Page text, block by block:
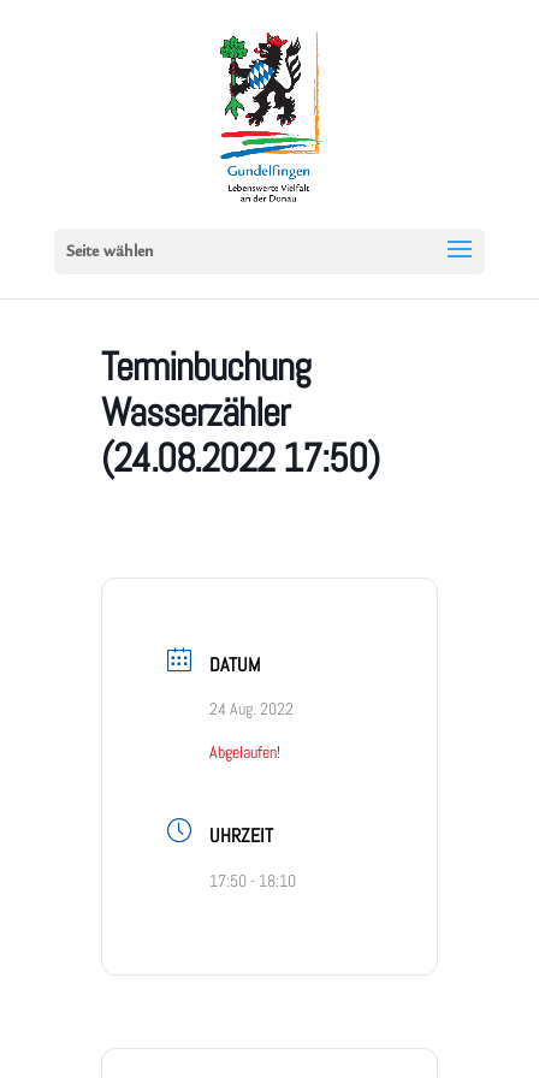
Seite wählen
Terminbuchung
Wasserzähler
(24.08.2022 17:50)
DATUM
24 Aug. 2022
Abgelaufen!
UHRZEIT
17:50 - 18:10